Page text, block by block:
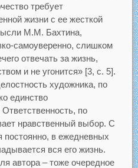
требует
жизни с ее жесткой
М.М. Бахтина,
самоуверенно, слишком
отвечать за жизнь,
и не угонится» [3, c. 5].
художника, по
единство
по
нравственный выбор. С
постоянно, в ежедневных
вся его жизнь.
автора – тоже очередное